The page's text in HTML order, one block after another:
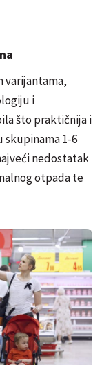
varijantama,
i
što praktičnija i
skupinama 1-6
nedostatak
otpada te